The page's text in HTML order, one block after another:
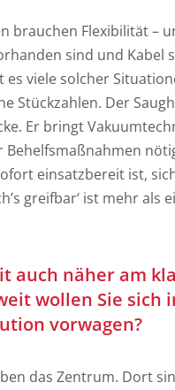
brauchen Flexibilität –
sind und Kabel
viele solcher
Stückzahlen. Der
Er bringt
einsatzbereit ist,
greifbar‘ ist mehr als
auch näher am
wollen Sie sich
vorwagen?
das Zentrum. Dort